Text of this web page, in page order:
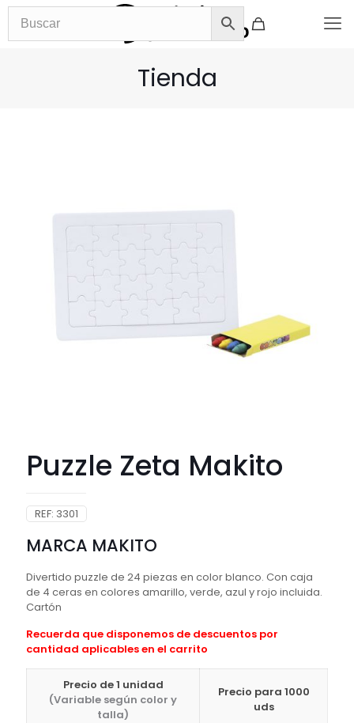
Tienda
Puzzle Zeta Makito
REF: 3301
MARCA MAKITO
Divertido puzzle de 24 piezas en color blanco. Con caja
de 4 ceras en colores amarillo, verde, azul y rojo incluida.
Cartón
Recuerda que disponemos de descuentos por
cantidad aplicables en el carrito
Precio de 1 unidad
(Variable según color y
talla)
Precio para 1000
uds